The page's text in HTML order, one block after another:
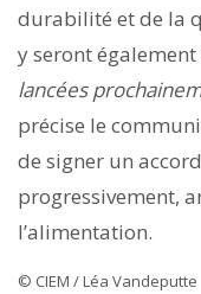
durabilité et de la
y seront
lancées
précise le
de signer un
progressivement,
l’alimentation.
© CIEM / Léa Vandeputte